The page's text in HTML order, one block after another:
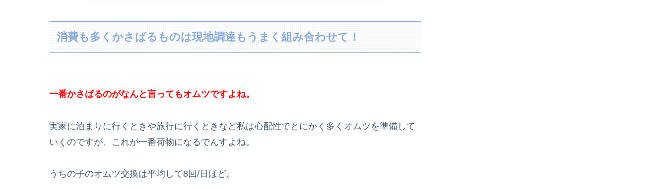
消費も多くかさばるものは現地調達もうまく組み合わせて！
一番かさばるのがなんと言ってもオムツですよね。
実家に泊まりに行くときや旅行に行くときなど私は心配性でとにかく多くオムツを準備して
いくのですが、これが一番荷物になるでんすよね。
うちの子のオムツ交換は平均して8回/日ほど。